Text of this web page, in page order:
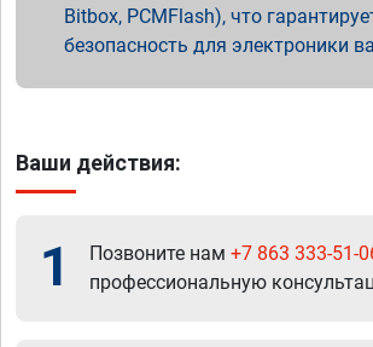
Bitbox, PCMFlash), что
безопасность для электроники
Ваши действия:
1 Позвоните нам +7 863 333-51-
профессиональную